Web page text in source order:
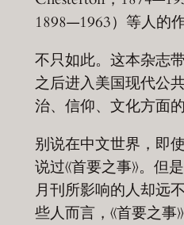
1898—1963）等人的作
不只如此。这本杂志
之后进入美国现代公
治、信仰、文化方面
别说在中文世界，即
说过《首要之事》。
月刊所影响的人却远
些人而言，《首要之